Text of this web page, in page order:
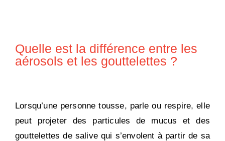
Quelle est la différence entre les
aérosols et les gouttelettes ?
Lorsqu’une personne tousse, parle ou respire, elle
peut projeter des particules de mucus et des
gouttelettes de salive qui s’envolent à partir de sa